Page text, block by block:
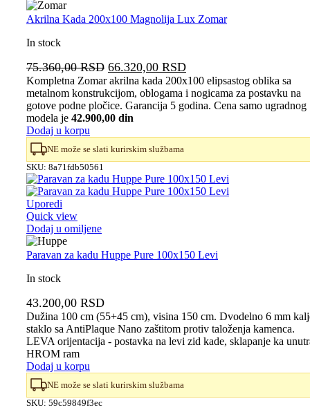
Akrilna Kada 200x100 Magnolija Lux Zomar
In stock
75.360,00RSD Originalna
cena
je
bila:
75.360,00 RSD.
66.320,00 RSDTrenutna
cena
je:
66.320,00 RSD.
Kompletna Zomar akrilna kada 200x100 elipsastog oblika sa
metalnom konstrukcijom, oblogama i nogicama za postavku na
gotove podne pločice. Garancija 5 godina. Cena samo ugradnog
modela je 42.900,00 din
Dodaj u korpu
NE može se slati kurirskim službama
SKU: 8a71fdb50561
Uporedi
Quick view
Dodaj u omiljene
Paravan za kadu Huppe Pure 100x150 Levi
In stock
43.200,00 RSD
Dužina 100 cm (55+45 cm), visina 150 cm. Dvodelno 6 mm
staklo sa AntiPlaque Nano zaštitom protiv taloženja kamenca.
LEVA orijentacija - postavka na levi zid kade, sklapanje ka
HROM ram
Dodaj u korpu
NE može se slati kurirskim službama
SKU: 59c59849f3ec